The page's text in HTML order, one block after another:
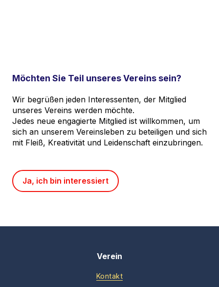
Möchten Sie Teil unseres Vereins sein?
Wir begrüßen jeden Interessenten, der Mitglied
unseres Vereins werden möchte.
Jedes neue engagierte Mitglied ist willkommen, um
sich an unserem Vereinsleben zu beteiligen und sich
mit Fleiß, Kreativität und Leidenschaft einzubringen.
Ja, ich bin interessiert
Verein
Kontakt